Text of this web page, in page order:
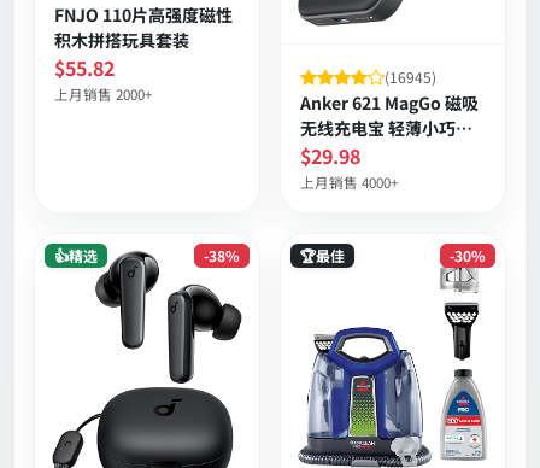
FNJO 110片高强度磁性
积木拼搭玩具套装
$55.82
上月销售 2000+
(16945)
Anker 621 MagGo 磁吸
无线充电宝 轻薄小巧磁
力吸附 日常紧急补电
$29.98
上月销售 4000+
-38%
👍精选 -30%
🏆最佳